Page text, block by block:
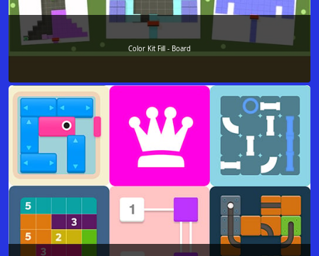
Color Kit Fill - Board